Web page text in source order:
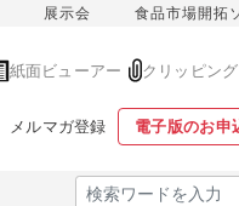
展示会 食品市場開拓
紙面ビューアー クリッピング
メルマガ登録 電子版のお申